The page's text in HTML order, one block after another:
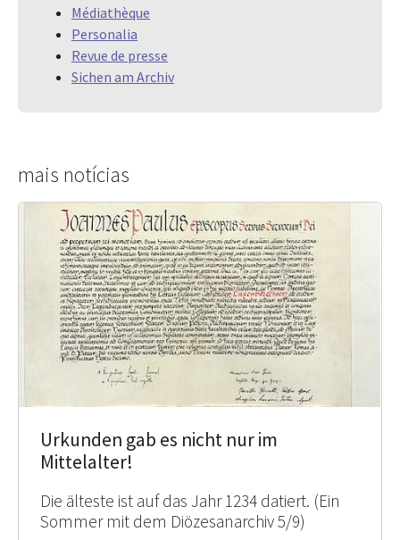
Médiathèque
Personalia
Revue de presse
Sichen am Archiv
mais notícias
Urkunden gab es nicht nur im
Mittelalter!
Die älteste ist auf das Jahr 1234 datiert. (Ein
Sommer mit dem Diözesanarchiv 5/9)